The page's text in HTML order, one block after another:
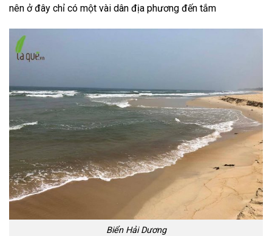
nên ở đây chỉ có một vài dân địa phương đến tắm
Biển Hải Dương